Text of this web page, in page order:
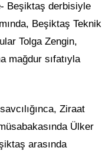
Beşiktaş derbisiyle
Beşiktaş Teknik
Tolga Zengin,
mağdur sıfatıyla
Ziraat
Ülker
arasında